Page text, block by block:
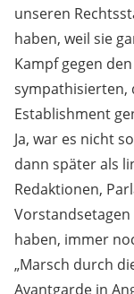
unseren
haben, weil sie
Kampf gegen
sympathisierten,
Establishment
Ja, war es nicht
dann später als
Redaktionen,
haben, immer
„Marsch durch
Avantgarde in